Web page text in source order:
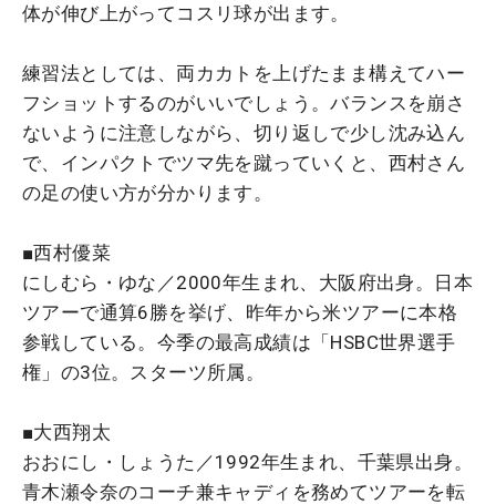
体が伸び上がってコスリ球が出ます。
練習法としては、両カカトを上げたまま構えてハー
フショットするのがいいでしょう。バランスを崩さ
ないように注意しながら、切り返しで少し沈み込ん
で、インパクトでツマ先を蹴っていくと、西村さん
の足の使い方が分かります。
■西村優菜
にしむら・ゆな／2000年生まれ、大阪府出身。日本
ツアーで通算6勝を挙げ、昨年から米ツアーに本格
参戦している。今季の最高成績は「HSBC世界選手
権」の3位。スターツ所属。
■大西翔太
おおにし・しょうた／1992年生まれ、千葉県出身。
青木瀬令奈のコーチ兼キャディを務めてツアーを転